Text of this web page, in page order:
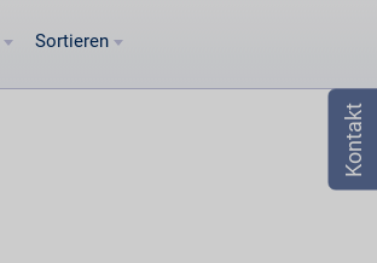
Sortieren